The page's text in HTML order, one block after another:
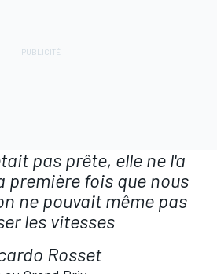
pas prête, elle ne l'a
première fois que nous
ne pouvait même pas
les vitesses
Rosset